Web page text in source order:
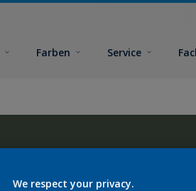
Farben Service
We respect your privacy.